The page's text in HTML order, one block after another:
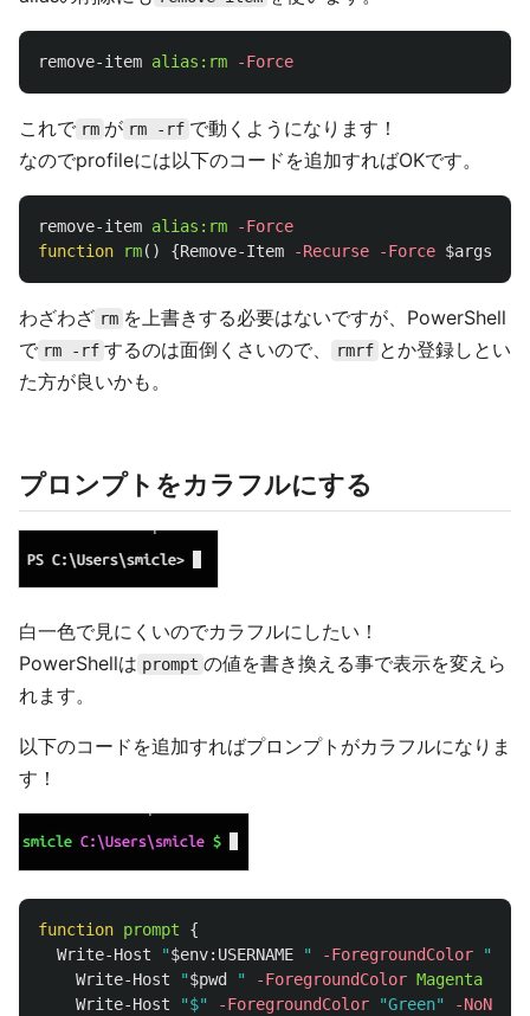
remove-item alias:rm -Force
これで rm が rm -rf で動くようになります！
なのでprofileには以下のコードを追加すればOKです。
remove-item alias:rm
-Force
function
rm() {Remove-Item -Recurse -Force $args
わざわざ rm を上書きする必要はないですが、PowerShell
で rm -rf するのは面倒くさいので、 rmrf とか登録しとい
た方が良いかも。
プロンプトをカラフルにする
白一色で見にくいのでカラフルにしたい！
PowerShellは prompt の値を書き換える事で表示を変えら
れます。
以下のコードを追加すればプロンプトがカラフルになりま
す！
function prompt
{
Write-Host
"$env: USERNAME " -ForegroundColor
Write-Host
"$pwd " -ForegroundColor Magenta
Write-Host
"$" -ForegroundColor "Green"
-